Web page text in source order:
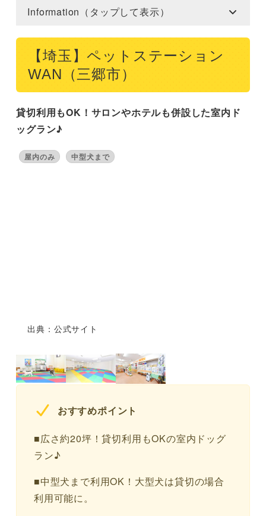
Information（タップして表示）
【埼玉】ペットステーション
WAN（三郷市）
貸切利用もOK！サロンやホテルも併設した室内ド
ッグラン♪
屋内のみ 中型犬まで
出典：公式サイト
おすすめポイント
■広さ約20坪！貸切利用もOKの室内ドッグ
ラン♪
■中型犬まで利用OK！大型犬は貸切の場合
利用可能に。